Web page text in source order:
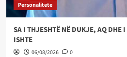
Personalitete
SA I THJESHTË NË DUKJE, AQ DHE
ISHTE
06/08/2026 0